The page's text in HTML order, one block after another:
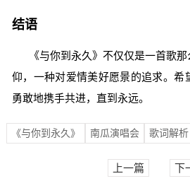
结语
《与你到永久》不仅仅是一首歌那
仰，一种对爱情美好愿景的追求。希
勇敢地携手共进，直到永远。
《与你到永久》 南瓜演唱会 歌词解析
上一篇 下